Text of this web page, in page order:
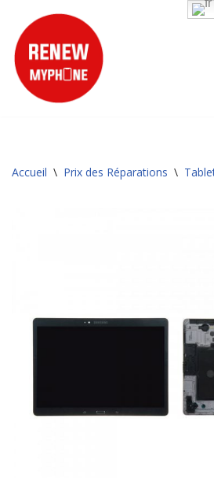
Aller
au
contenu
Accueil \ Prix des Réparations \